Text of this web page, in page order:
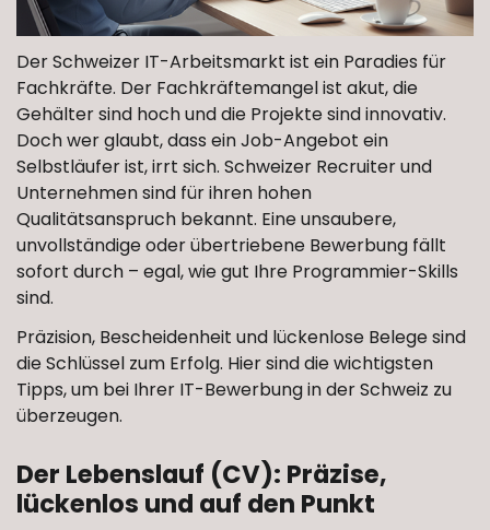
Der Schweizer IT-Arbeitsmarkt ist ein Paradies für
Fachkräfte. Der Fachkräftemangel ist akut, die
Gehälter sind hoch und die Projekte sind innovativ.
Doch wer glaubt, dass ein Job-Angebot ein
Selbstläufer ist, irrt sich. Schweizer Recruiter und
Unternehmen sind für ihren hohen
Qualitätsanspruch bekannt. Eine unsaubere,
unvollständige oder übertriebene Bewerbung fällt
sofort durch – egal, wie gut Ihre Programmier-Skills
sind.
Präzision, Bescheidenheit und lückenlose Belege sind
die Schlüssel zum Erfolg. Hier sind die wichtigsten
Tipps, um bei Ihrer IT-Bewerbung in der Schweiz zu
überzeugen.
Der Lebenslauf (CV): Präzise,
lückenlos und auf den Punkt